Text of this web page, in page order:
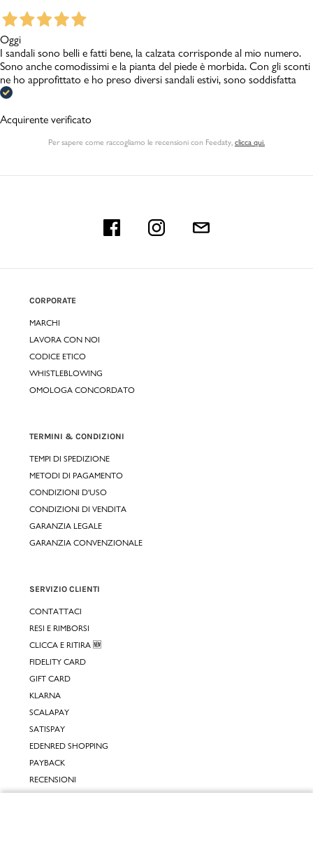
Oggi
I sandali sono belli e fatti bene, la calzata corrisponde al mio numero.
Sono anche comodissimi e la pianta del piede è morbida. Con gli sconti
ne ho approfittato e ho preso diversi sandali estivi, sono soddisfatta
Acquirente verificato
Per sapere come raccogliamo le recensioni con Feedaty, clicca qui.
CORPORATE
MARCHI
LAVORA CON NOI
CODICE ETICO
WHISTLEBLOWING
OMOLOGA CONCORDATO
TERMINI & CONDIZIONI
TEMPI DI SPEDIZIONE
METODI DI PAGAMENTO
CONDIZIONI D'USO
CONDIZIONI DI VENDITA
GARANZIA LEGALE
GARANZIA CONVENZIONALE
SERVIZIO CLIENTI
CONTATTACI
RESI E RIMBORSI
CLICCA E RITIRA 🆕
FIDELITY CARD
GIFT CARD
KLARNA
SCALAPAY
SATISPAY
EDENRED SHOPPING
PAYBACK
RECENSIONI
INPOST DAYS